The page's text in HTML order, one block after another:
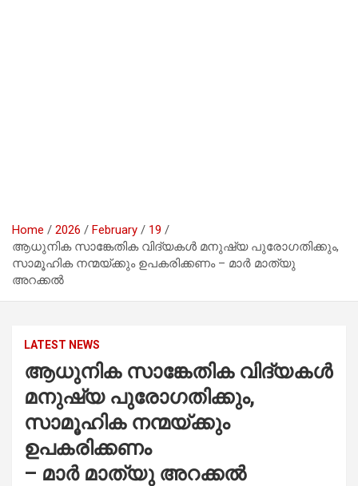
Home 2026 February
19
ആധുനിക സാങ്കേതിക വിദ്യകൾ മനുഷ്യ പുരോഗതിക്കും,
സാമൂഹിക നന്മയ്ക്കും ഉപകരിക്കണം – മാർ മാത്യു
അറക്കൽ
LATEST NEWS
ആധുനിക സാങ്കേതിക വിദ്യകൾ
മനുഷ്യ പുരോഗതിക്കും,
സാമൂഹിക നന്മയ്ക്കും
ഉപകരിക്കണം
– മാർ മാത്യു അറക്കൽ